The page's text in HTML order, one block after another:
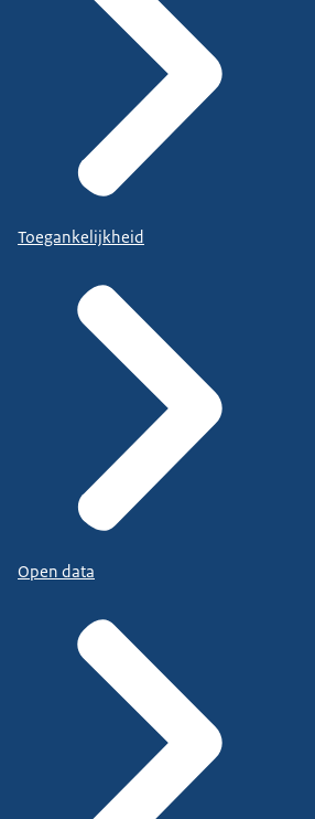
Toegankelijkheid
Open data